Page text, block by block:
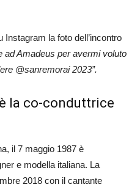
la foto dell’incontro
ad Amadeus per avermi voluto
@sanremorai 2023”.
la co-conduttrice
il 7 maggio 1987 è
e modella italiana. La
2018 con il cantante